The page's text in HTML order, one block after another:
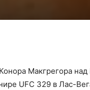
Макгрегора
UFC 329 в Лас-